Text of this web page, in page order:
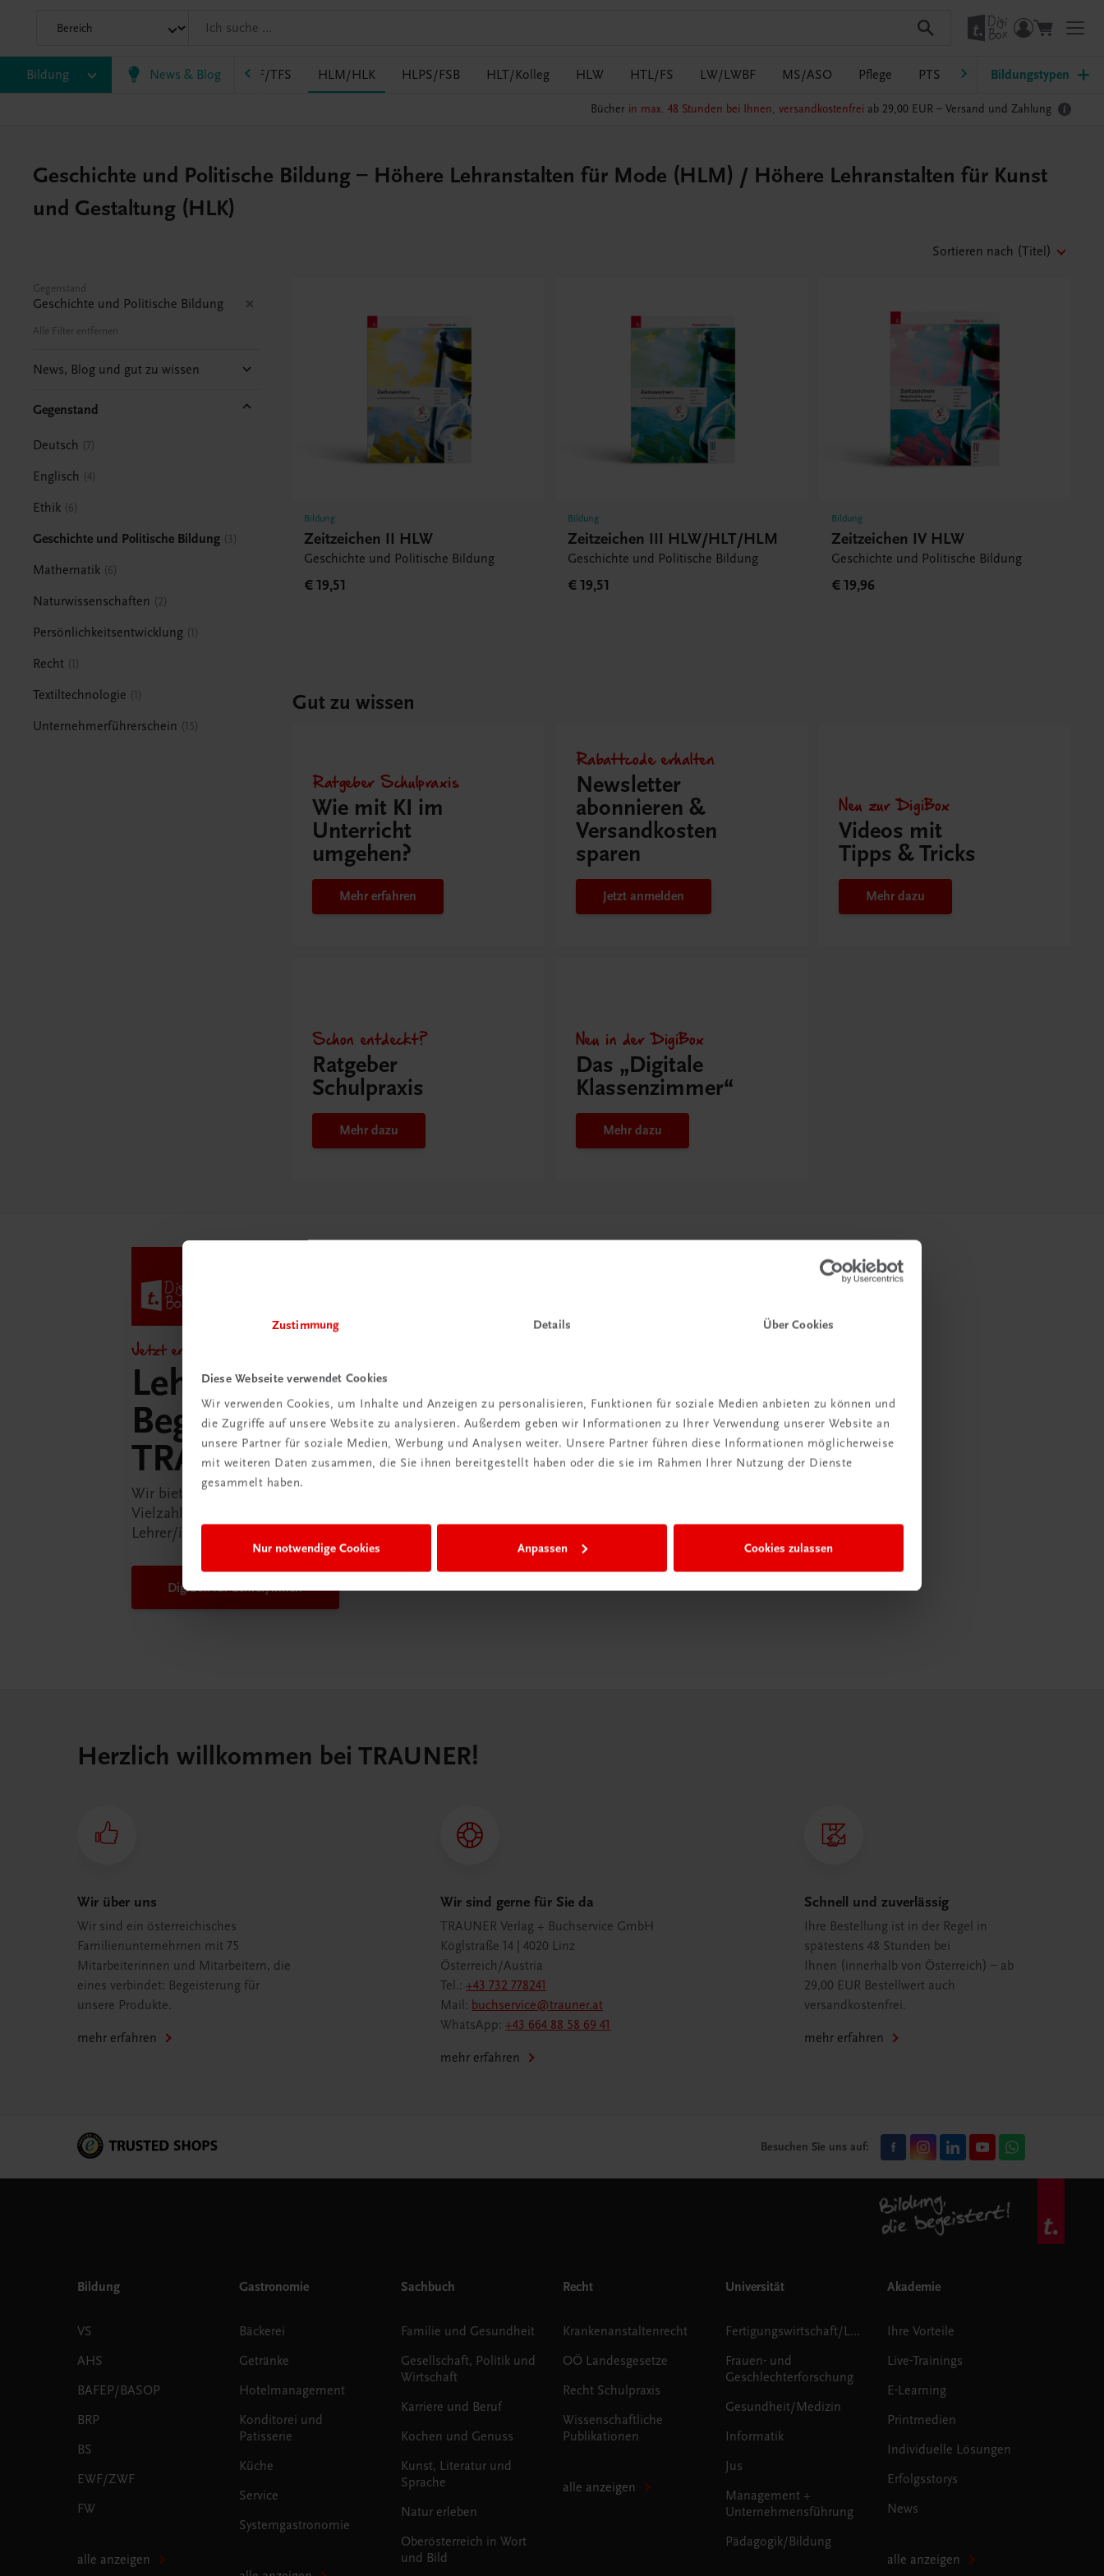
Zustimmung Details Über Cookies
Diese Webseite verwendet Cookies
Wir verwenden Cookies, um Inhalte und Anzeigen zu personalisieren, Funktionen für soziale Medien anbieten zu können und
die Zugriffe auf unsere Website zu analysieren. Außerdem geben wir Informationen zu Ihrer Verwendung unserer Website an
unsere Partner für soziale Medien, Werbung und Analysen weiter. Unsere Partner führen diese Informationen möglicherweise
mit weiteren Daten zusammen, die Sie ihnen bereitgestellt haben oder die sie im Rahmen Ihrer Nutzung der Dienste
gesammelt haben.
Nur notwendige Cookies Anpassen Cookies zulassen
Bildung News & Blog
EWF/ZWF HAK HAS HF/TFS HLM/HLK HLPS/FSB HLT/Kolleg HLW HTL/FS LW/LWBF MS/ASO Pflege PTS Südtirol Ratgeber
Bildungstypen
Bücher in max. 48 Stunden bei Ihnen, versandkostenfrei ab 29,00 EUR – Versand und Zahlung
Geschichte und Politische Bildung – Höhere Lehranstalten für Mode (HLM) / Höhere Lehranstalten für Kunst
und Gestaltung (HLK)
Sortieren nach (Titel)
Gegenstand
Geschichte und Politische Bildung
Alle Filter entfernen
News, Blog und gut zu wissen
Gegenstand
Deutsch 7
Englisch 4
Ethik 6
Geschichte und Politische Bildung 3
Mathematik 6
Naturwissenschaften 2
Persönlichkeitsentwicklung 1
Recht 1
Textiltechnologie 1
Unternehmerführerschein 15
Bildung
Zeitzeichen II HLW
Geschichte und Politische Bildung
€ 19,51
Bildung
Zeitzeichen III HLW/HLT/HLM
Geschichte und Politische Bildung
€ 19,51
Bildung
Zeitzeichen IV HLW
Geschichte und Politische Bildung
€ 19,96
Gut zu wissen
Ratgeber Schulpraxis
Wie mit KI im
Unterricht
umgehen?
Mehr erfahren
Rabattcode erhalten
Newsletter
abonnieren &
Versandkosten
sparen
Jetzt anmelden
Neu zur DigiBox
Videos mit
Tipps & Tricks
Mehr dazu
Schon entdeckt?
Ratgeber
Schulpraxis
Mehr dazu
Neu in der DigiBox
Das „Digitale
Klassenzimmer“
Mehr dazu
Jetzt entdecken!
Lehrer/innen-
Begleitpakete in der
TRAUNER-DigiBox
Wir bieten Ihnen in der TRAUNER-DigiBox eine
Vielzahl an Services an, die Ihr Leben als
Lehrer/in ein Stück einfacher machen.
DigiBox für Lehrer/innen
Herzlich willkommen bei TRAUNER!
Wir über uns
Wir sind ein österreichisches
Familienunternehmen mit 75
Mitarbeiterinnen und Mitarbeitern, die
eines verbindet: Begeisterung für
unsere Produkte.
mehr erfahren
Wir sind gerne für Sie da
TRAUNER Verlag + Buchservice GmbH
Köglstraße 14 | 4020 Linz
Österreich/Austria
Tel.:+43 732 778241
Mail: buchservice@trauner.at
WhatsApp:+43 664 88 58 69 41
mehr erfahren
Schnell und zuverlässig
Ihre Bestellung ist in der Regel in
spätestens 48 Stunden bei
Ihnen (innerhalb von Österreich) – ab
29,00 EUR Bestellwert auch
versandkostenfrei.
mehr erfahren
Besuchen Sie uns auf:
Bildung
VS
AHS
BAFEP/BASOP
BRP
BS
EWF/ZWF
FW
alle anzeigen
Gastronomie
Bäckerei
Getränke
Hotelmanagement
Konditorei und
Patisserie
Küche
Service
Systemgastronomie
Sachbuch
Familie und Gesundheit
Gesellschaft, Politik und
Wirtschaft
Karriere und Beruf
Kochen und Genuss
Kunst, Literatur und
Sprache
Natur erleben
Oberösterreich in Wort
und Bild
Recht
Krankenanstaltenrecht
OÖ Landesgesetze
Recht Schulpraxis
Wissenschaftliche
Publikationen
alle anzeigen
Universität
Fertigungswirtschaft/Logistik
Frauen- und
Geschlechterforschung
Gesundheit/Medizin
Informatik
Jus
Management +
Unternehmensführung
Pädagogik/Bildung
Akademie
Ihre Vorteile
Live-Trainings
E-Learning
Printmedien
Individuelle Lösungen
Erfolgsstorys
News
alle anzeigen